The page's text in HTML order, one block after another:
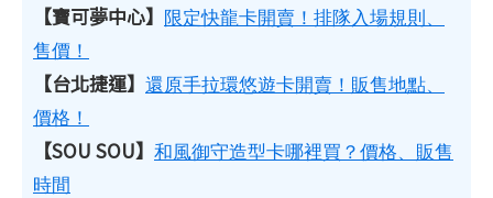
【寶可夢中心】 限定快龍卡開賣！排隊入場規則、
售價！
【台北捷運】 還原手拉環悠遊卡開賣！販售地點、
價格！
【SOU SOU】 和風御守造型卡哪裡買？價格、販售
時間